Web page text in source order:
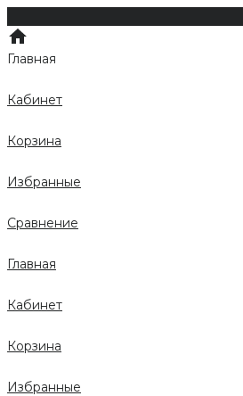
Главная
Кабинет
Корзина
Избранные
Сравнение
Главная
Кабинет
Корзина
Избранные